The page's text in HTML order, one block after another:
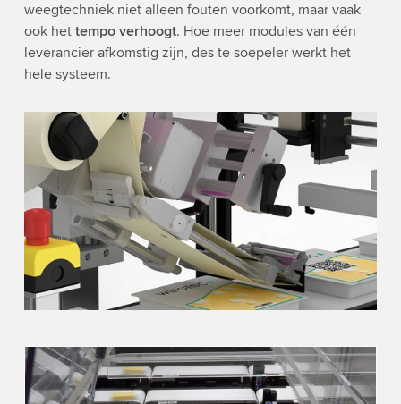
weegtechniek niet alleen fouten voorkomt, maar vaak
ook het tempo verhoogt. Hoe meer modules van één
leverancier afkomstig zijn, des te soepeler werkt het
hele systeem.
We need your consent to load the YouTube
Video service!